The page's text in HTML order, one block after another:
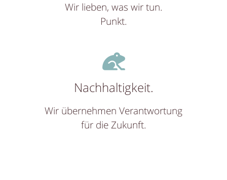
Wir lieben, was wir tun.
Punkt.
Nachhaltigkeit.
Wir übernehmen Verantwortung
für die Zukunft.